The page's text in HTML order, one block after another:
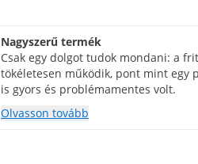
Nagyszerű termék
Csak egy dolgot tudok mondani: a
tökéletesen működik, pont mint egy
is gyors és problémamentes volt.
Olvasson tovább